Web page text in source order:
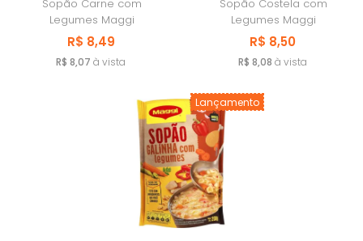
JOGO DE TOALHAS 16 PEÇAS
JOGO DE TOALHAS 18 PEÇAS
JOGO DE TOALHAS 24 PEÇAS
Sopão Carne com
Legumes Maggi
R$ 8,49
R$ 8,07 à vista
Sopão Costela com
Legumes Maggi
R$ 8,50
R$ 8,08 à vista
Lançamento